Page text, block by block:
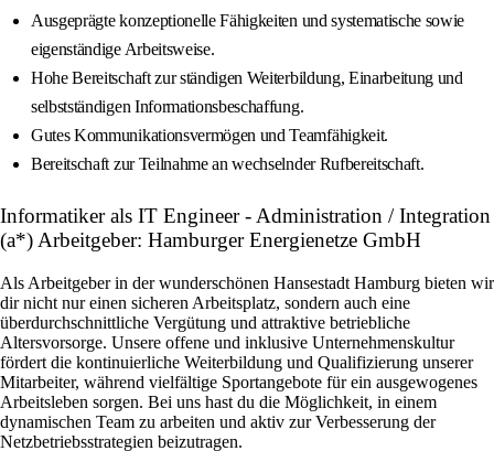
Ausgeprägte konzeptionelle Fähigkeiten und systematische sowie
eigenständige Arbeitsweise.
Hohe Bereitschaft zur ständigen Weiterbildung, Einarbeitung und
selbstständigen Informationsbeschaffung.
Gutes Kommunikationsvermögen und Teamfähigkeit.
Bereitschaft zur Teilnahme an wechselnder Rufbereitschaft.
Informatiker als IT Engineer - Administration / Integration
(a*) Arbeitgeber: Hamburger Energienetze GmbH
Als Arbeitgeber in der wunderschönen Hansestadt Hamburg bieten wir
dir nicht nur einen sicheren Arbeitsplatz, sondern auch eine
überdurchschnittliche Vergütung und attraktive betriebliche
Altersvorsorge. Unsere offene und inklusive Unternehmenskultur
fördert die kontinuierliche Weiterbildung und Qualifizierung unserer
Mitarbeiter, während vielfältige Sportangebote für ein ausgewogenes
Arbeitsleben sorgen. Bei uns hast du die Möglichkeit, in einem
dynamischen Team zu arbeiten und aktiv zur Verbesserung der
Netzbetriebsstrategien beizutragen.